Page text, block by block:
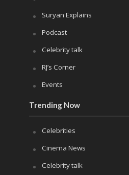
Suryan Explains
Podcast
Celebrity talk
RJ’s Corner
Events
Trending Now
Celebrities
Cinema News
Celebrity talk